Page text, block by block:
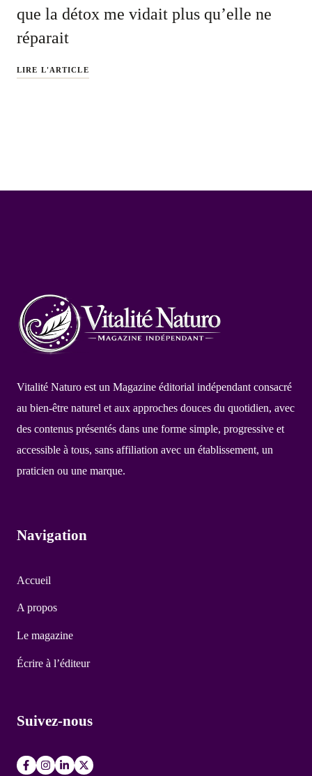
que la détox me vidait plus qu’elle ne
réparait
LIRE L'ARTICLE
Vitalité Naturo est un Magazine éditorial indépendant consacré
au bien-être naturel et aux approches douces du quotidien, avec
des contenus présentés dans une forme simple, progressive et
accessible à tous, sans affiliation avec un établissement, un
praticien ou une marque.
Navigation
Accueil
A propos
Le magazine
Écrire à l’éditeur
Suivez-nous